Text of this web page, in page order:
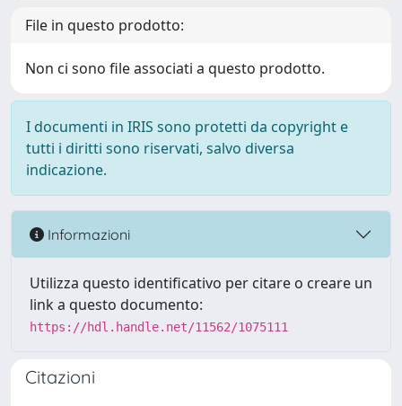
File in questo prodotto:
Non ci sono file associati a questo prodotto.
I documenti in IRIS sono protetti da copyright e
tutti i diritti sono riservati, salvo diversa
indicazione.
Informazioni
Utilizza questo identificativo per citare o creare un
link a questo documento:
https://hdl.handle.net/11562/1075111
Citazioni